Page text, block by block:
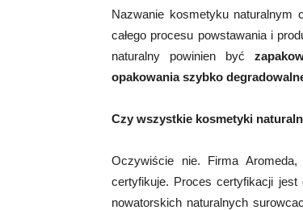
Nazwanie kosmetyku naturalnym
całego procesu powstawania i
naturalny powinien być
opakowania szybko
Czy wszystkie kosmetyki
Oczywiście nie. Firma
certyfikuje. Proces certyfikacji
nowatorskich naturalnych